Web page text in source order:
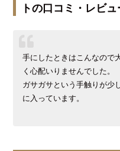
トの口コミ・レビュ
手にしたときはこんなので
く心配いりませんでした。
ガサガサという手触りが少
に入っています。